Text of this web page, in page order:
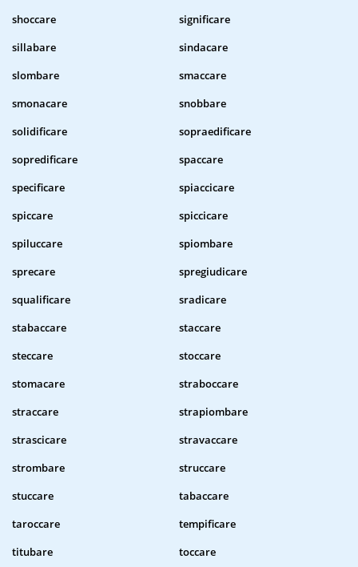
shoccare
significare
sillabare
sindacare
slombare
smaccare
smonacare
snobbare
solidificare
sopraedificare
sopredificare
spaccare
specificare
spiaccicare
spiccare
spiccicare
spiluccare
spiombare
sprecare
spregiudicare
squalificare
sradicare
stabaccare
staccare
steccare
stoccare
stomacare
straboccare
straccare
strapiombare
strascicare
stravaccare
strombare
struccare
stuccare
tabaccare
taroccare
tempificare
titubare
toccare